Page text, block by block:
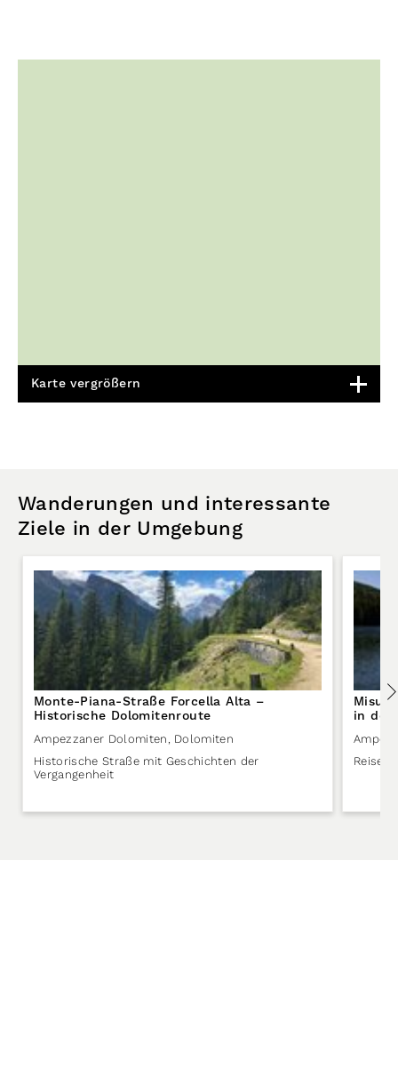
Karte vergrößern
Wanderungen und interessante
Ziele in der Umgebung
Monte-Piana-Straße Forcella Alta –
Historische Dolomitenroute
Ampezzaner Dolomiten , Dolomiten
Historische Straße mit Geschichten der
Vergangenheit
in den